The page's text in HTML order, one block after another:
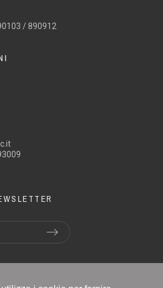
/ 890912